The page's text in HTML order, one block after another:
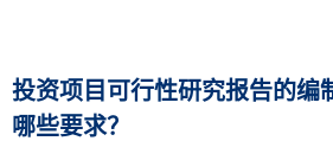
投资项目可行性研究报告的编
哪些要求？